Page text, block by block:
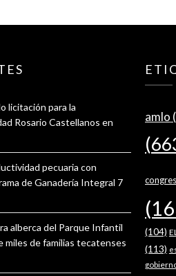
licitación para la
Rosario Castellanos en
pecuaria con
de Ganadería Integral 7
alberca del Parque Infantil
miles de familias tecatenses
amlo
(104)
(113)